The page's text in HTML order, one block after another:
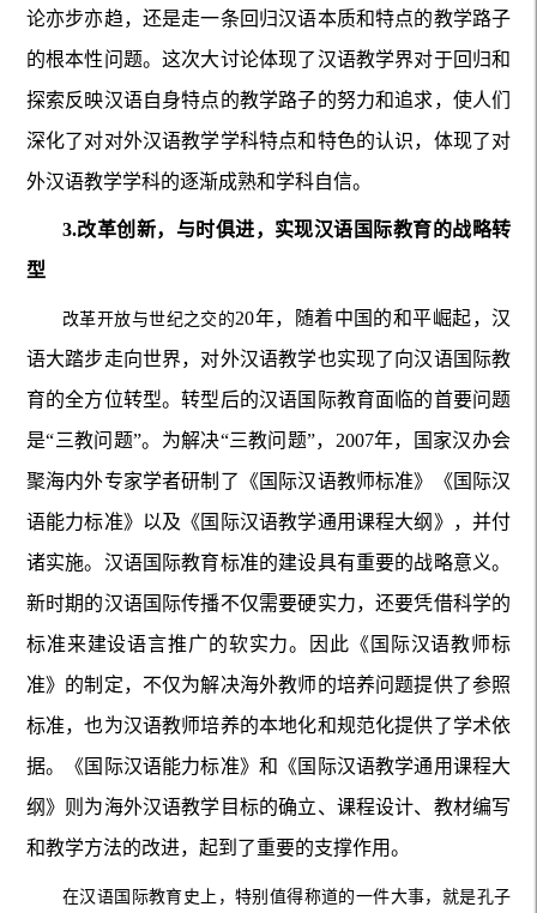
论亦步亦趋，还是走一条回归汉语本质和特点的教学路子
的根本性问题。这次大讨论体现了汉语教学界对于回归和
探索反映汉语自身特点的教学路子的努力和追求，使人们
深化了对对外汉语教学学科特点和特色的认识，体现了对
外汉语教学学科的逐渐成熟和学科自信。
3.改革创新，与时俱进，实现汉语国际教育的战略转
型
改革开放与世纪之交的20年，随着中国的和平崛起，汉
语大踏步走向世界，对外汉语教学也实现了向汉语国际教
育的全方位转型。转型后的汉语国际教育面临的首要问题
是“三教问题”。为解决“三教问题”，2007年，国家汉办会
聚海内外专家学者研制了《国际汉语教师标准》《国际汉
语能力标准》以及《国际汉语教学通用课程大纲》，并付
诸实施。汉语国际教育标准的建设具有重要的战略意义。
新时期的汉语国际传播不仅需要硬实力，还要凭借科学的
标准来建设语言推广的软实力。因此《国际汉语教师标
准》的制定，不仅为解决海外教师的培养问题提供了参照
标准，也为汉语教师培养的本地化和规范化提供了学术依
据。《国际汉语能力标准》和《国际汉语教学通用课程大
纲》则为海外汉语教学目标的确立、课程设计、教材编写
和教学方法的改进，起到了重要的支撑作用。
在汉语国际教育史上，特别值得称道的一件大事，就是孔子